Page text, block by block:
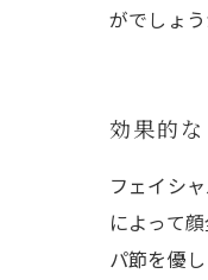
がでしょう
効果的
フェイシ
によって
パ節を優